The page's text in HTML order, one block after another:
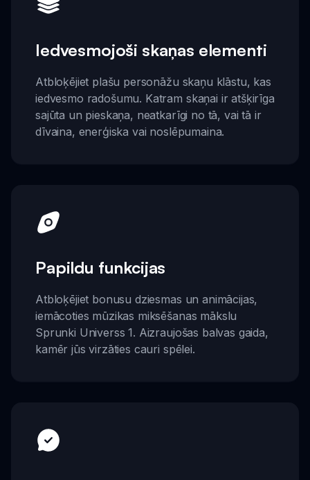
Iedvesmojoši skaņas elementi
Atbloķējiet plašu personāžu skaņu klāstu, kas
iedvesmo radošumu. Katram skaņai ir atšķirīga
sajūta un pieskaņa, neatkarīgi no tā, vai tā ir
dīvaina, enerģiska vai noslēpumaina.
Papildu funkcijas
Atbloķējiet bonusu dziesmas un animācijas,
iemācoties mūzikas miksēšanas mākslu
Sprunki Universs 1. Aizraujošas balvas gaida,
kamēr jūs virzāties cauri spēlei.